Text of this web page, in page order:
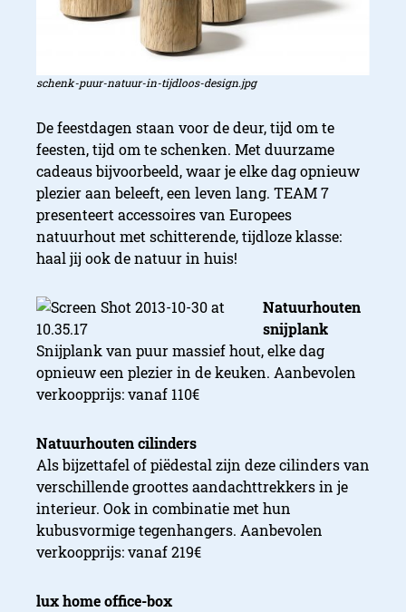
schenk-puur-natuur-in-tijdloos-design.jpg
De feestdagen staan voor de deur, tijd om te
feesten, tijd om te schenken. Met duurzame
cadeaus bijvoorbeeld, waar je elke dag opnieuw
plezier aan beleeft, een leven lang. TEAM 7
presenteert accessoires van Europees
natuurhout met schitterende, tijdloze klasse:
haal jij ook de natuur in huis!
Natuurhouten
snijplank
Snijplank van puur massief hout, elke dag
opnieuw een plezier in de keuken. Aanbevolen
verkoopprijs: vanaf 110€
Natuurhouten cilinders
Als bijzettafel of piëdestal zijn deze cilinders van
verschillende groottes aandachttrekkers in je
interieur. Ook in combinatie met hun
kubusvormige tegenhangers. Aanbevolen
verkoopprijs: vanaf 219€
lux home office-box